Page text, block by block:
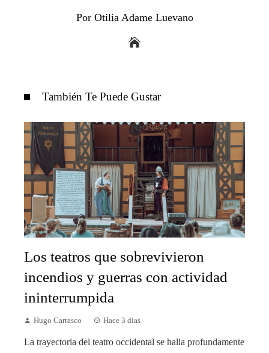
Por Otilia Adame Luevano
También Te Puede Gustar
Los teatros que sobrevivieron
incendios y guerras con actividad
ininterrumpida
Hugo Carrasco Hace 3 días
La trayectoria del teatro occidental se halla profundamente